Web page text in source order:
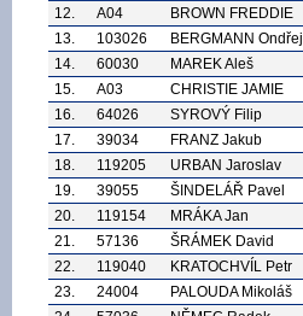
12.
A04 BROWN FREDDIE
13.
103026 BERGMANN Ondřej
14.
60030 MAREK Aleš
15.
A03 CHRISTIE JAMIE
16.
64026 SYROVÝ Filip
17.
39034 FRANZ Jakub
18.
119205 URBAN Jaroslav
19.
39055 ŠINDELÁŘ Pavel
20.
119154 MRÁKA Jan
21.
57136 ŠRÁMEK David
22.
119040 KRATOCHVÍL Petr
23.
24004 PALOUDA Mikoláš